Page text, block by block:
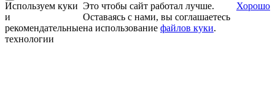
Используем куки
и
рекомендательные
технологии
Это чтобы сайт работал лучше.
Оставаясь с нами, вы соглашаетесь
на использование файлов куки.
Хорошо